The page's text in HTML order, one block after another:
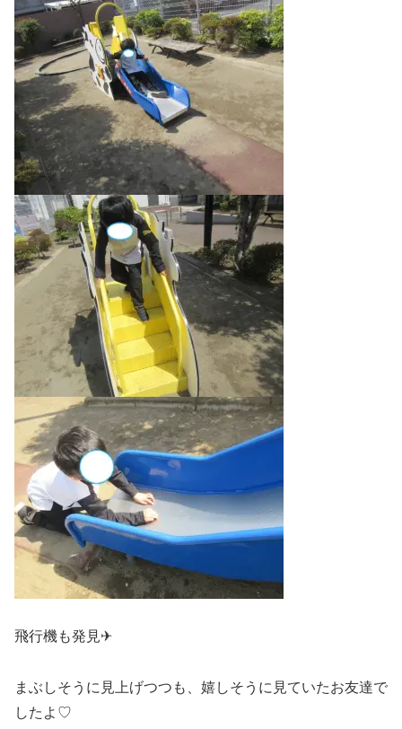
飛行機も発見✈
まぶしそうに見上げつつも、嬉しそうに見ていたお友達で
したよ♡